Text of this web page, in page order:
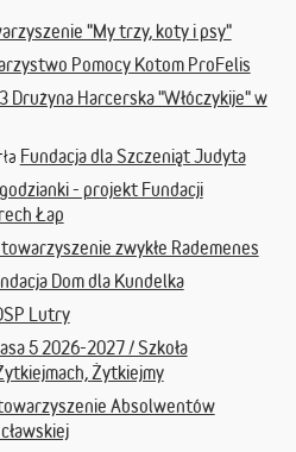
"My trzy, koty i psy"
Pomocy Kotom ProFelis
Drużyna Harcerska "Włóczykije" w
Fundacja dla Szczeniąt Judyta
- projekt Fundacji
Łap
zwykłe Rademenes
Dom dla Kundelka
Lutry
5 2026-2027 / Szkoła
Żytkiejmy
Absolwentów